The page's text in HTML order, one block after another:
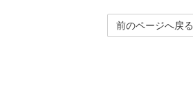
前のページへ戻る